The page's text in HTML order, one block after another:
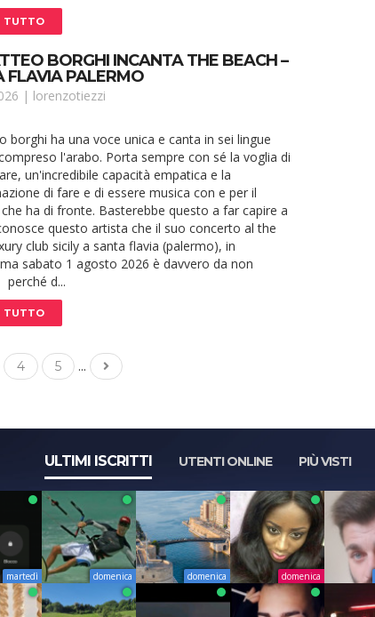
TUTTO
BORGHI INCANTA THE BEACH –
FLAVIA PALERMO
| lorenzotiezzi
ha una voce unica e canta in sei lingue
l'arabo. Porta sempre con sé la voglia di
un'incredibile capacità empatica e la
di fare e di essere musica con e per il
ha di fronte. Basterebbe questo a far capire a
questo artista che il suo concerto al the
club sicily a santa flavia (palermo), in
sabato 1 agosto 2026 è davvero da non
d...
TUTTO
4 5 ...
ULTIMI ISCRITTI UTENTI ONLINE PIÙ VISTI
martedì domenica domenica domenica